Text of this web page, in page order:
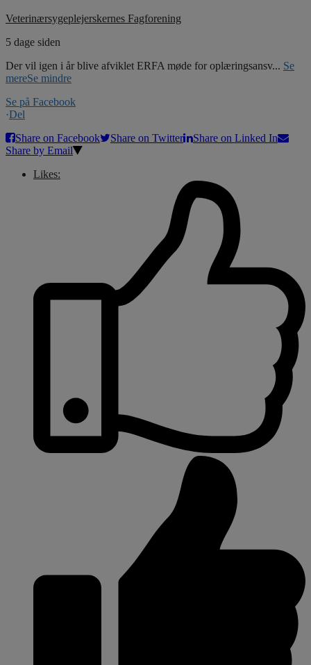
Veterinærsygeplejerskernes Fagforening
5 dage siden
Der vil igen i år blive afviklet ERFA møde for oplæringsansv... Se
mereSe mindre
Se på Facebook
·Del
Share on Facebook
Share on Twitter
Share on Linked In
Share by Email
Likes: